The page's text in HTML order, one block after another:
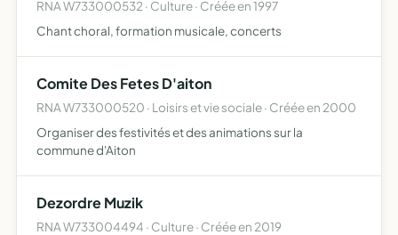
RNA W733000532 · Culture · Créée en 1997
Chant choral, formation musicale, concerts
Comite Des Fetes D'aiton
RNA W733000520 · Loisirs et vie sociale · Créée en 2000
Organiser des festivités et des animations sur la
commune d'Aiton
Dezordre Muzik
RNA W733004494 · Culture · Créée en 2019